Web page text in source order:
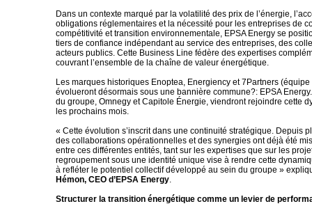
Dans un contexte marqué par la volatilité des prix de l’énergie,
obligations réglementaires et la nécessité pour les entreprises de
compétitivité et transition environnementale, EPSA Energy se
tiers de confiance indépendant au service des entreprises, des
acteurs publics. Cette Business Line fédère des expertises
couvrant l’ensemble de la chaîne de valeur énergétique.
Les marques historiques Enoptea, Energiency et 7Partners (équipe
évolueront désormais sous une bannière commune?: EPSA
du groupe, Omnegy et Capitole Énergie, viendront rejoindre cette
les prochains mois.
« Cette évolution s’inscrit dans une continuité stratégique. Depuis
des collaborations opérationnelles et des synergies ont déjà été
entre ces différentes entités, tant sur les expertises que sur les
regroupement sous une identité unique vise à rendre cette
à refléter le potentiel collectif développé au sein du groupe »
Hémon, CEO d’EPSA Energy.
Structurer la transition énergétique comme un levier de